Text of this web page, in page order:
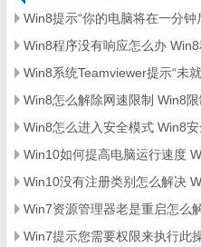
Win8提示“你的电脑将在一分钟
Win8程序没有响应怎么办
Win8系统Teamviewer提示“未
Win8怎么解除网速限制 Win8
Win8怎么进入安全模式 Win8
Win10没有注册类别怎么解决
Win7资源管理器老是重启怎么
Win7提示您需要权限来执行此